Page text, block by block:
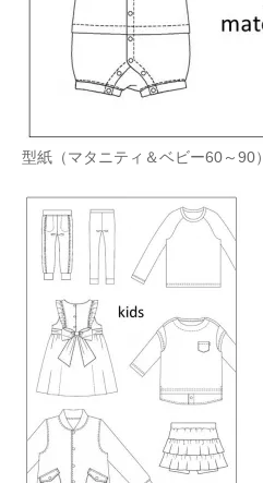
型紙（マタニティ＆ベビー60～90）